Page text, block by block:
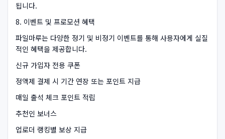
됩니다.
8. 이벤트 및 프로모션 혜택
파일마루는 다양한 정기 및 비정기 이벤트를 통해 사용자에게 실질
적인 혜택을 제공합니다.
신규 가입자 전용 쿠폰
정액제 결제 시 기간 연장 또는 포인트 지급
매일 출석 체크 포인트 적립
추천인 보너스
업로더 랭킹별 보상 지급